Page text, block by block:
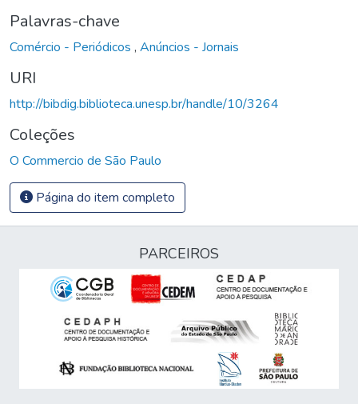
Palavras-chave
Comércio - Periódicos , Anúncios - Jornais
URI
http://bibdig.biblioteca.unesp.br/handle/10/3264
Coleções
O Commercio de São Paulo
Página do item completo
PARCEIROS